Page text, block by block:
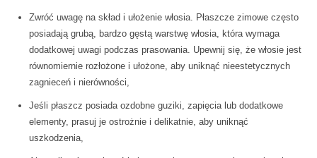
Zwróć uwagę na skład i ułożenie włosia. Płaszcze zimowe często
posiadają grubą, bardzo gęstą warstwę włosia, która wymaga
dodatkowej uwagi podczas prasowania. Upewnij się, że włosie jest
równomiernie rozłożone i ułożone, aby uniknąć nieestetycznych
zagnieceń i nierówności,
Jeśli płaszcz posiada ozdobne guziki, zapięcia lub dodatkowe
elementy, prasuj je ostrożnie i delikatnie, aby uniknąć
uszkodzenia,